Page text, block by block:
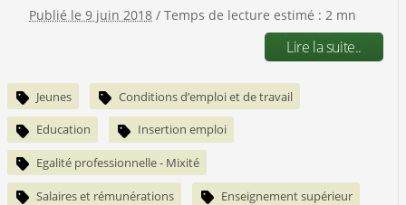
Publié le 9 juin 2018 / Temps de lecture estimé : 2 mn
Lire la suite..
Jeunes Conditions d’emploi et de travail
Education Insertion emploi
Egalité professionnelle - Mixité
Salaires et rémunérations Enseignement supérieur